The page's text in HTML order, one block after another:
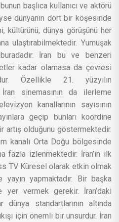
başlıca kullanıcı ve aktörü
dünyanın dört bir köşesinde
kültürünü, dünya görüşünü her
ulaştırabilmektedir. Yumuşak
İran bu ve benzeri
kadar olamasa da çevresi
Özellikle 21. yüzyılın
İran sinemasının da ilerleme
kanallarının sayısının
geçip bunları koordine
artış olduğunu göstermektedir.
kanalı Orta Doğu bölgesinde
fazla izlenmektedir. İran’ın ilk
TV Küresel olarak etkin olmak
yayın yapmaktadır. Bir başka
yer vermek gerekir. İran’daki
standartlarının altında
için önemli bir unsurdur. İran